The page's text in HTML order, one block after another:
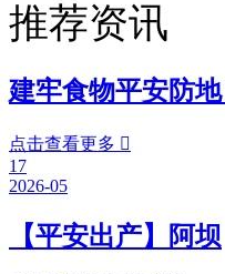
推荐资讯
建牢食物平安防
点击查看更多 
17
2026-05
【平安出产】阿坝